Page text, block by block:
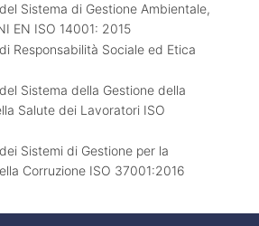
Sistema di Gestione Ambientale,
EN ISO 14001: 2015
Responsabilità Sociale ed Etica
Sistema della Gestione della
Salute dei Lavoratori ISO
Sistemi di Gestione per la
Corruzione ISO 37001:2016